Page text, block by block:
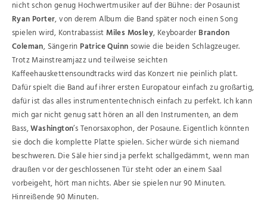
nicht schon genug Hochwertmusiker auf der Bühne: der Posaunist
Ryan Porter, von derem Album die Band später noch einen Song
spielen wird, KontrabassistMiles Mosley, Keyboarder Brandon
Coleman, Sängerin Patrice Quinnsowie die beiden Schlagzeuger.
Trotz Mainstreamjazz und teilweise seichten
Kaffeehauskettensoundtracks wird das Konzert nie peinlich platt.
Dafür spielt die Band auf ihrer ersten Europatour einfach zu großartig,
dafür ist das alles instrumententechnisch einfach zu perfekt. Ich kann
mich gar nicht genug satt hören an all den Instrumenten, an dem
Bass,Washington’s Tenorsaxophon, der Posaune. Eigentlich könnten
sie doch die komplette Platte spielen. Sicher würde sich niemand
beschweren. Die Säle hier sind ja perfekt schallgedämmt, wenn man
draußen vor der geschlossenen Tür steht oder an einem Saal
vorbeigeht, hört man nichts. Aber sie spielen nur 90 Minuten.
Hinreißende 90 Minuten.